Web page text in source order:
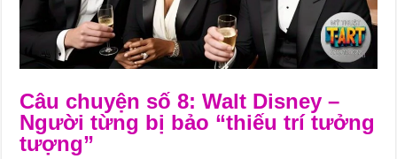
Câu chuyện số 8: Walt Disney –
Người từng bị bảo “thiếu trí tưởng
tượng”